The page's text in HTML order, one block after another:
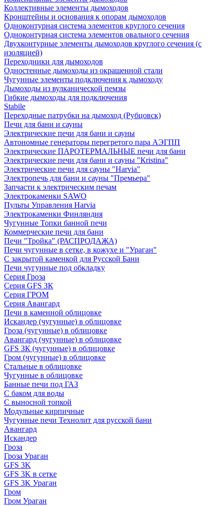
Коллективные элементы дымоходов
Кронштейны и основания к опорам дымоходов
Одноконтурная система элементов круглого сечения
Одноконтурная система элементов овального сечения
Двухконтурные элементы дымоходов круглого сечения (с
изоляцией)
Переходники для дымоходов
Одностенные дымоходы из окрашенной стали
Чугунные элементы подключения к дымоходу
Дымоходы из вулканической пемзы
Гибкие дымоходы для подключения
Stabile
Переходные патрубки на дымоход (Рубцовск)
Печи для бани и сауны
Электрические печи для бани и сауны
Автономные генераторы перегретого пара АЭГПП
Электрические ПАРОТЕРМАЛЬНЫЕ печи для бани
Электрические печи для бани и сауны "Кristina"
Электрические печи для сауны "Harvia"
Электропечь для бани и сауны "Премьера"
Запчасти к электрическим печам
Электрокаменки SAWO
Пульты Управления Harvia
Электрокаменки Финляндия
Чугунные Топки банной печи
Коммерческие печи для бани
Печи "Тройка" (РАСПРОДАЖА)
Печи чугунные в сетке, в кожухе и "Ураган"
С закрытой каменкой для Русской Бани
Печи чугунные под обкладку
Серия Гроза
Серия GFS ЗК
Серия ГРОМ
Серия Авангард
Печи в каменной облицовке
Искандер (чугунные) в облицовке
Гроза (чугунные) в облицовке
Авангард (чугунные) в облицовке
GFS ЗК (чугунные) в облицовке
Гром (чугунные) в облицовке
Стальные в облицовке
Чугунные в облицовке
Банные печи под ГАЗ
С баком для воды
С выносной топкой
Модульные кирпичные
Чугунные печи Технолит для русской бани
Авангард
Искандер
Гроза
Гроза Ураган
GFS 3K
GFS 3K в сетке
GFS 3K Ураган
Гром
Гром Ураган